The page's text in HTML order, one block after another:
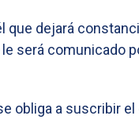
que dejará
será comunicado
obliga a